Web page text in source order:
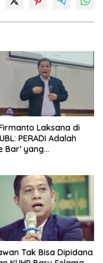
Laksana di
PERADI Adalah
Bar’ yang
Tak Bisa Dipidana